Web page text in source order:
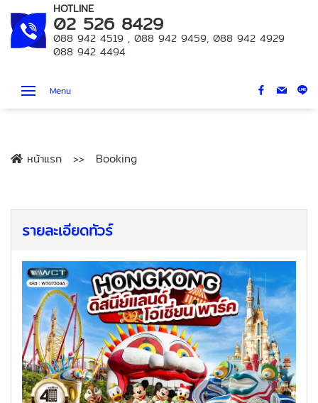
HOTLINE
02 526 8429
088 942 4519 , 088 942 9459, 088 942 4929
088 942 4494
Menu
หน้าแรก Booking
รายละเอียดทัวร์